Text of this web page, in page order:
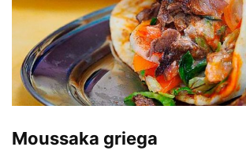
Moussaka griega